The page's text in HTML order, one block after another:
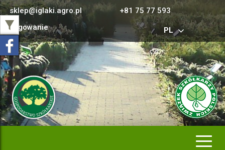
sklep@iglaki.agro.pl
+81 75 77 593
Logowanie
PL